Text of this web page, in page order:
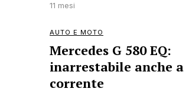
11 mesi
AUTO E MOTO
Mercedes G 580 EQ:
inarrestabile anche a
corrente